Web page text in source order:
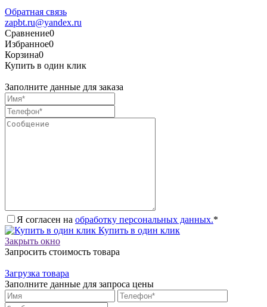
Обратная связь
zapbt.ru@yandex.ru
Сравнение0
Избранное0
Корзина0
Купить в один клик
Заполните данные для заказа
Я согласен на обработку персональных данных.*
Купить в один клик
Закрыть окно
Запросить стоимость товара
Загрузка товара
Заполните данные для запроса цены